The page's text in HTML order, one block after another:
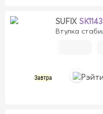
SUFIX SK1143
Втулка
Завтра